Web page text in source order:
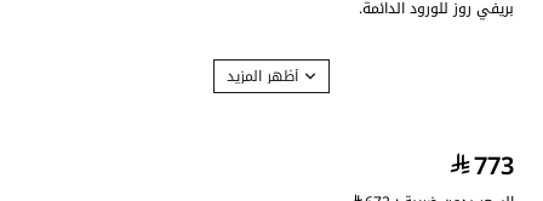
بريفي روز للورود الدائمة.
نفسك بهذا العطر ذي النفحات الوردية والذي يمزج اللافندر الفرنسي مع زهر
البرتقال المستخرج خصيصًا من المغرب مع نوتات مسكية جريئة تزيدك تألقًا عطر
773